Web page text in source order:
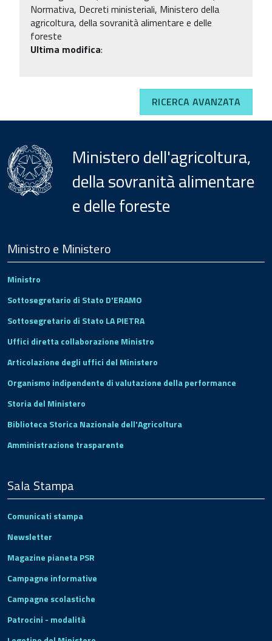
Normativa, Decreti ministeriali, Ministero della
agricoltura, della sovranità alimentare e delle
foreste
Ultima modifica:
RICERCA AVANZATA
Ministero dell'agricoltura,
della sovranità alimentare
e delle foreste
Footer
Ministro e Ministero
Ministro
Sottosegretario di Stato D'ERAMO
Sottosegretario di Stato LA PIETRA
Uffici diretta collaborazione Ministro
Articolazione degli uffici del Ministero
Organismo indipendente di valutazione della performance
Storia del Ministero
Biblioteca Storica Nazionale dell'Agricoltura
Amministrazione trasparente
Sala Stampa
Comunicati stampa
Newsletter
Magazine pianeta PSR
Campagne informative
Campagne scolastiche
Patrocini - modalità